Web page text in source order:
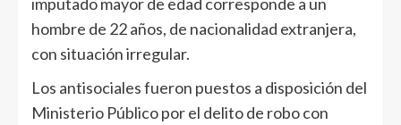
hombre de 22 años, de nacionalidad extranjera,
con situación irregular.
Los antisociales fueron puestos a disposición del
Ministerio Público por el delito de robo con